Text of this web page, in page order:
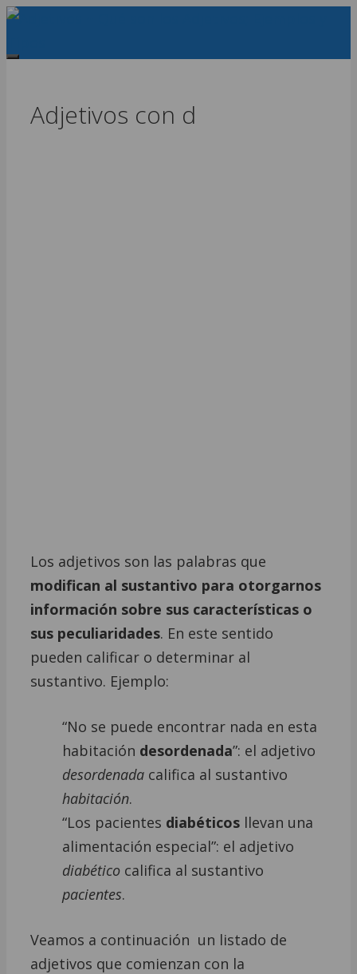
Saltar
contenido
Menu
Adjetivos con d
Los adjetivos son las palabras que
modifican al sustantivo para otorgarnos
información sobre sus características o
sus peculiaridades. En este sentido
pueden calificar o determinar al
sustantivo. Ejemplo:
“No se puede encontrar nada en esta
habitación desordenada”: el adjetivo
desordenada califica al sustantivo
habitación.
“Los pacientes diabéticos llevan una
alimentación especial”: el adjetivo
diabético califica al sustantivo
pacientes.
Veamos a continuación un listado de
adjetivos que comienzan con la